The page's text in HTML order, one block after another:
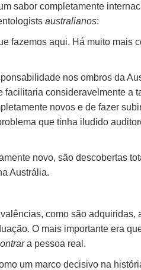
sabor completamente
australianos:
fazemos aqui. Há muito mais
nos ombros da
consideravelmente a
novos e de fazer
que tinha iludido
novo, são descobertas
Austrália.
como são adquiridas,
O mais importante era
a pessoa real.
um marco decisivo na